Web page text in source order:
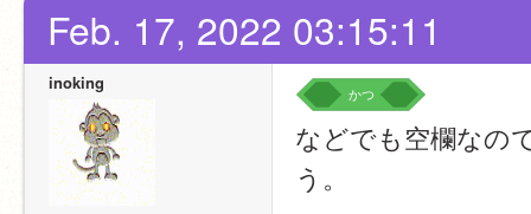
Feb. 17, 2022 03:15:11
inoking
かつ
などでも空欄なの
う。